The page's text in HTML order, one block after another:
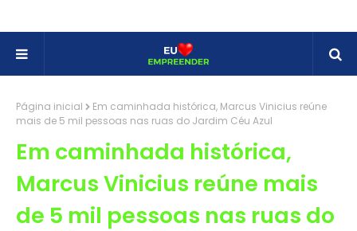
Página inicial
Em caminhada histórica, Marcus Vinicius reúne
mais de 5 mil pessoas nas ruas do Jardim Céu Azul
Em caminhada histórica,
Marcus Vinicius reúne mais
de 5 mil pessoas nas ruas do